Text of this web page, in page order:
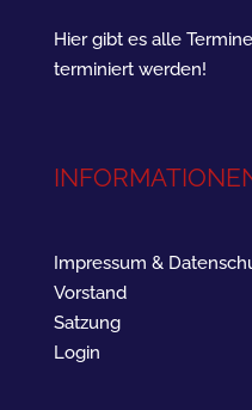
Hier gibt es alle
terminiert werden!
Impressum &
Vorstand
Satzung
Login